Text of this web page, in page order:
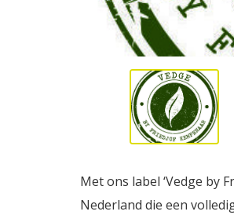
Met ons label ‘Vedge by
Nederland die een